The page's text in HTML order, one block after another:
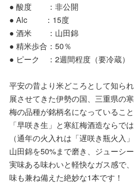
● 酸度 ：非公開
● Alc ：15度
● 酒米 ：山田錦
● 精米歩合：50％
● ピーク ：2週間程度（要冷蔵）
平安の昔より米どころとして知ら
展させてきた伊勢の国、三重県の寒
梅の品種が銘柄名になっているこ
「早咲き生」と寒紅梅酒造ならで
（通年の火入れは「遅咲き瓶火入」
山田錦を50%まで磨き、ジューシ
実味ある味わいと軽快なガス感で
味も兼ね備えた絶妙な1本です！